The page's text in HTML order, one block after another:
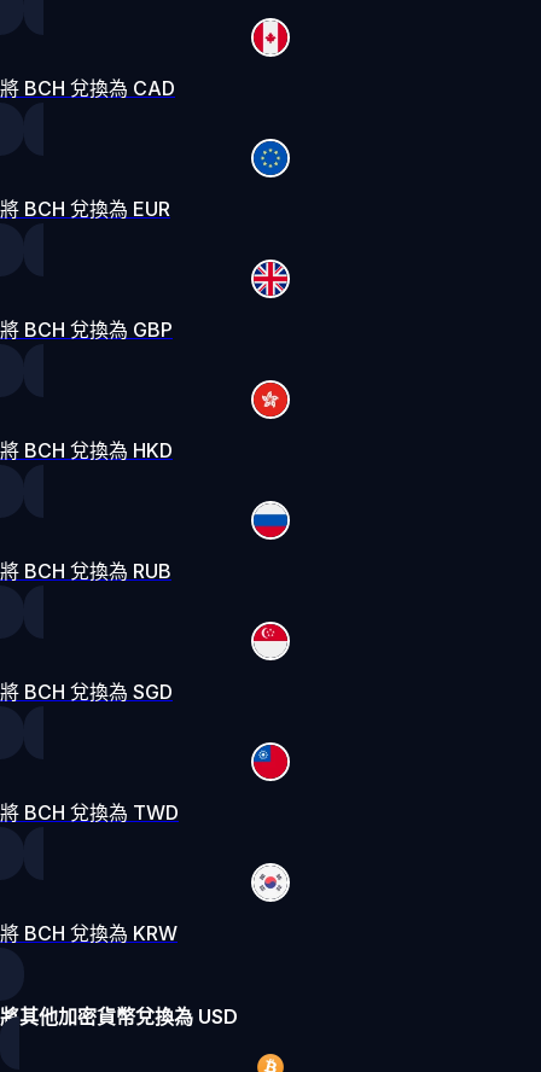
將 BCH 兌換為 CAD
將 BCH 兌換為 EUR
將 BCH 兌換為 GBP
將 BCH 兌換為 HKD
將 BCH 兌換為 RUB
將 BCH 兌換為 SGD
將 BCH 兌換為 TWD
將 BCH 兌換為 KRW
將其他加密貨幣兌換為 USD